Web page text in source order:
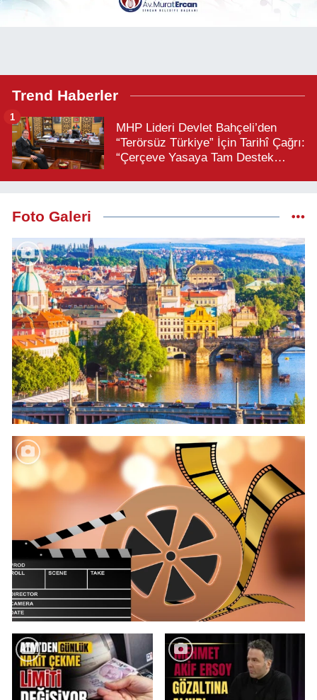
Trend Haberler
MHP Lideri Devlet Bahçeli’den
“Terörsüz Türkiye” İçin Tarihî Çağrı:
“Çerçeve Yasaya Tam Destek
1
Foto Galeri